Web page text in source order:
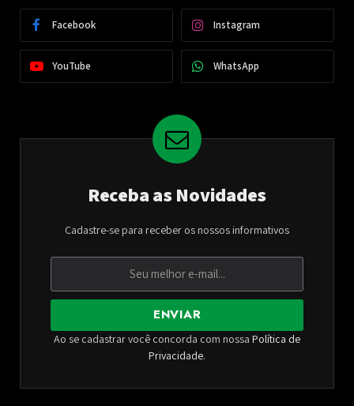
Facebook Instagram
YouTube WhatsApp
Receba as Novidades
Cadastre-se para receber os nossos informativos
ENVIAR
Ao se cadastrar você concorda com nossa Política de
Privacidade.